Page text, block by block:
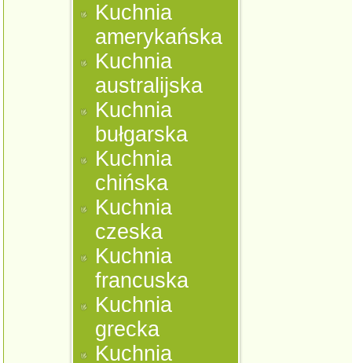
Kuchnia
amerykańska
Kuchnia
australijska
Kuchnia
bułgarska
Kuchnia
chińska
Kuchnia
czeska
Kuchnia
francuska
Kuchnia
grecka
Kuchnia